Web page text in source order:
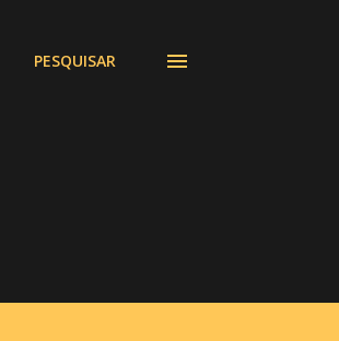
PESQUISAR